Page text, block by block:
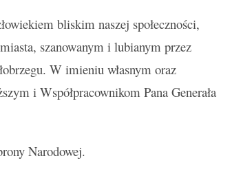
bliskim naszej społeczności,
szanowanym i lubianym przez
W imieniu własnym oraz
i Współpracownikom Pana Generała
Narodowej.